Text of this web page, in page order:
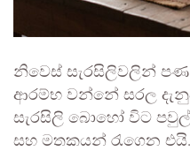
නිවෙස් සැරසිලිවලින්
ආරම්භ වන්නේ සරල
සැරසිලි බොහෝ විට
සහ මතකයන් රැගෙන